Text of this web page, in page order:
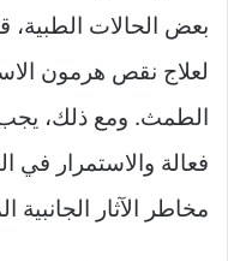
بعض الحالات الطبية،
لعلاج نقص هرمون
الطمث. ومع ذلك، يجب
فعالة والاستمرار في
مخاطر الآثار الجانبية